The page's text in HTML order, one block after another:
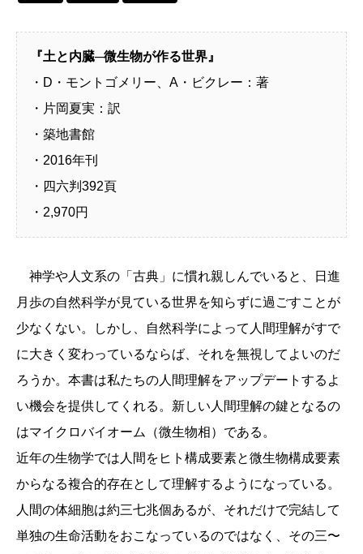
『土と内臓─微生物が作る世界』
・D・モントゴメリー、A・ビクレー：著
・片岡夏実：訳
・築地書館
・2016年刊
・四六判392頁
・2,970円
神学や人文系の「古典」に慣れ親しんでいると、日進
月歩の自然科学が見ている世界を知らずに過ごすことが
少なくない。しかし、自然科学によって人間理解がすで
に大きく変わっているならば、それを無視してよいのだ
ろうか。本書は私たちの人間理解をアップデートするよ
い機会を提供してくれる。新しい人間理解の鍵となるの
はマイクロバイオーム（微生物相）である。
近年の生物学では人間をヒト構成要素と微生物構成要素
からなる複合的存在として理解するようになっている。
人間の体細胞は約三七兆個あるが、それだけで完結して
単独の生命活動をおこなっているのではなく、その三〜